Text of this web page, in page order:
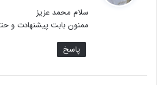
سلام محمد عزیز
ممنون بابت پیشنهادت و
پاسخ